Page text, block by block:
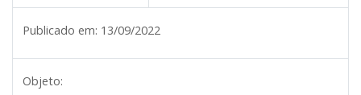
Publicado em: 13/09/2022
Objeto: